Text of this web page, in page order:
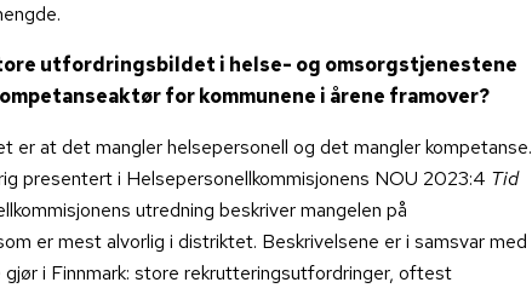
utfordringsbildet i helse- og omsorgstjenestene
for kommunene i årene framover?
er at det mangler helsepersonell og det mangler kompetanse.
presentert i Helsepersonellkommisjonens NOU 2023:4 Tid
utredning beskriver mangelen på
er mest alvorlig i distriktet. Beskrivelsene er i samsvar med
gjør i Finnmark: store rekrutteringsutfordringer, oftest